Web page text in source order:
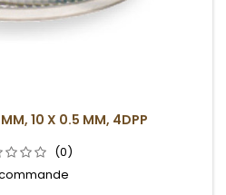
10 X 0.5 MM, 4DPP
(0)